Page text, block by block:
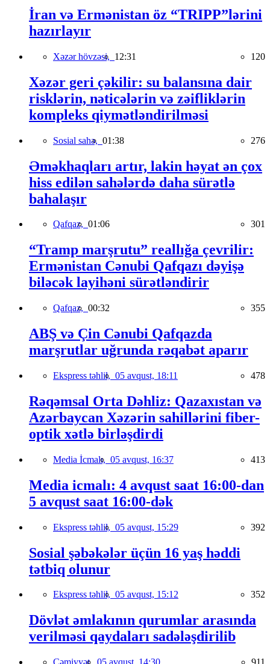
İran və Ermənistan öz “TRIPP”lərini
hazırlayır
Xəzər hövzəsi, 12:31 120
Xəzər geri çəkilir: su balansına dair
risklərin, nəticələrin və zəifliklərin
kompleks qiymətləndirilməsi
Sosial sahə, 01:38 276
Əməkhaqları artır, lakin həyat ən çox
hiss edilən sahələrdə daha sürətlə
bahalaşır
Qafqaz, 01:06 301
“Tramp marşrutu” reallığa çevrilir:
Ermənistan Cənubi Qafqazı dəyişə
biləcək layihəni sürətləndirir
Qafqaz, 00:32 355
ABŞ və Çin Cənubi Qafqazda
marşrutlar uğrunda rəqabət aparır
Ekspress təhlil, 05 avqust, 18:11 478
Rəqəmsal Orta Dəhliz: Qazaxıstan və
Azərbaycan Xəzərin sahillərini fiber-
optik xətlə birləşdirdi
Media İcmalı, 05 avqust, 16:37 413
Media icmalı: 4 avqust saat 16:00-dan
5 avqust saat 16:00-dək
Ekspress təhlil, 05 avqust, 15:29 392
Sosial şəbəkələr üçün 16 yaş həddi
tətbiq olunur
Ekspress təhlil, 05 avqust, 15:12 352
Dövlət əmlakının qurumlar arasında
verilməsi qaydaları sadələşdirilib